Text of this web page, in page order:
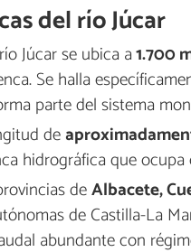
del río Júcar
Júcar se ubica a1.700
Se halla
parte del sistema
de
hidrográfica que ocupa
deAlbacete,
de Castilla-La
abundante con